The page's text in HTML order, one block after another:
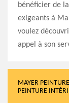
bénéficier de
exigeants à
voulez
appel à son
MAYER
PEINTURE